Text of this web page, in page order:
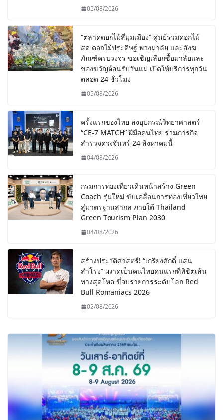
05/08/2026
“ตลาดดอกไม้สี่มุมเมือง” ศูนย์รวมดอกไม้
สด ดอกไม้ประดิษฐ์ พวงมาลัย และสังฆ
ภัณฑ์ครบวงจร ขอเชิญเลือกซื้อมาลัยและ
ของขวัญต้อนรับวันแม่ เปิดให้บริการทุกวัน
ตลอด 24 ชั่วโมง
05/08/2026
ครั้งแรกของไทย ส่งอุปกรณ์วิทยาศาสตร์
“CE-7 MATCH” ฝีมือคนไทย ร่วมภารกิจ
สำรวจดวงจันทร์ 24 สิงหาคมนี้
04/08/2026
กรมการท่องเที่ยวเดินหน้าสร้าง Green
Coach รุ่นใหม่ ขับเคลื่อนการท่องเที่ยวไทย
สู่มาตรฐานสากล ภายใต้ Thailand
Green Tourism Plan 2030
04/08/2026
สร้างประวัติศาสตร์! “เกรียงศักดิ์ แสน
สำโรง” ผงาดเป็นคนไทยคนแรกที่พิชิตเส้น
ทางสุดโหด ขี่จบรายการระดับโลก Red
Bull Romaniacs 2026
02/08/2026